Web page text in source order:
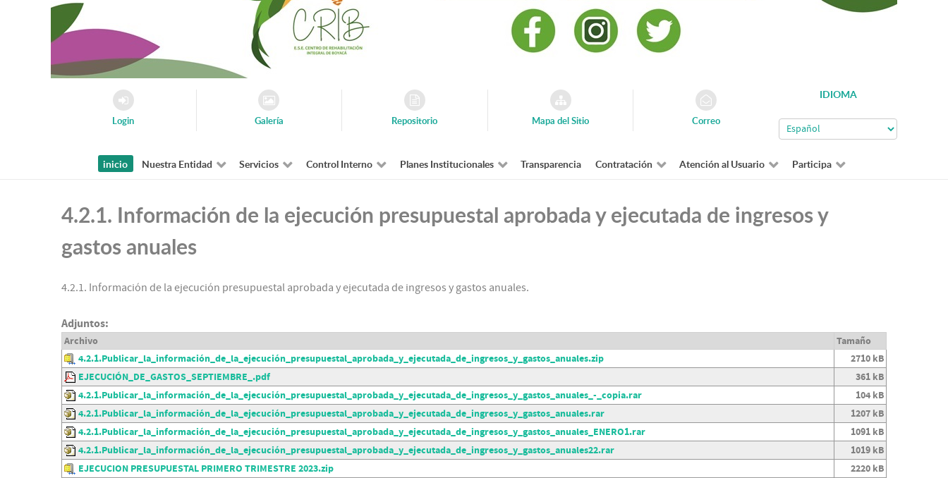
Login Galería Repositorio Mapa del Sitio Correo
IDIOMA
inicio Nuestra Entidad Servicios Control Interno Planes Institucionales Transparencia Contratación Atención al Usuario Participa
4.2.1. Información de la ejecución presupuestal aprobada y ejecutada de ingresos y
gastos anuales
4.2.1. Información de la ejecución presupuestal aprobada y ejecutada de ingresos y gastos anuales.
Adjuntos:
Archivo
Tamaño
4.2.1.Publicar_la_información_de_la_ejecución_presupuestal_aprobada_y_ejecutada_de_ingresos_y_gastos_anuales.zip
2710 kB
EJECUCIÓN_DE_GASTOS_SEPTIEMBRE_.pdf
361 kB
4.2.1.Publicar_la_información_de_la_ejecución_presupuestal_aprobada_y_ejecutada_de_ingresos_y_gastos_anuales_-_copia.rar
104 kB
4.2.1.Publicar_la_información_de_la_ejecución_presupuestal_aprobada_y_ejecutada_de_ingresos_y_gastos_anuales.rar
1207 kB
4.2.1.Publicar_la_información_de_la_ejecución_presupuestal_aprobada_y_ejecutada_de_ingresos_y_gastos_anuales_ENERO1.rar
1091 kB
4.2.1.Publicar_la_información_de_la_ejecución_presupuestal_aprobada_y_ejecutada_de_ingresos_y_gastos_anuales22.rar
1019 kB
EJECUCION PRESUPUESTAL PRIMERO TRIMESTRE 2023.zip
2220 kB